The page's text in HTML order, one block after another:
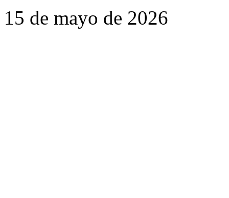
15 de mayo de 2026